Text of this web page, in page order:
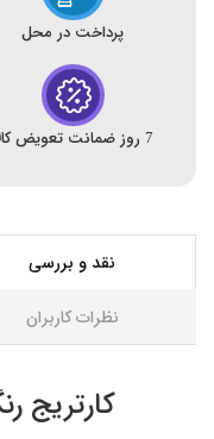
پرداخت در محل
7 روز ضمانت تعویض کالا
نقد و بررسی
نظرات کاربران
کارتریج